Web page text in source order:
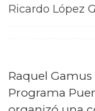
Ricardo López
Raquel
Programa